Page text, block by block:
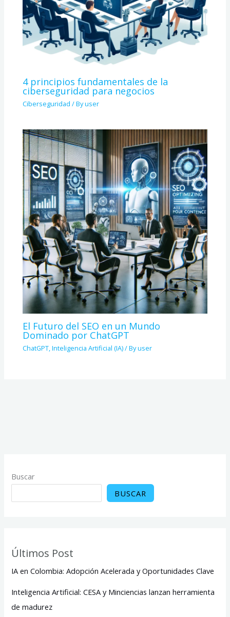
4 principios fundamentales de la
ciberseguridad para negocios
Ciberseguridad / Byuser
El Futuro del SEO en un Mundo
Dominado por ChatGPT
ChatGPT,Inteligencia Artificial (IA)/ Byuser
Buscar
BUSCAR
Últimos Post
IA en Colombia: Adopción Acelerada y Oportunidades Clave
Inteligencia Artificial: CESA y Minciencias lanzan herramienta
de madurez